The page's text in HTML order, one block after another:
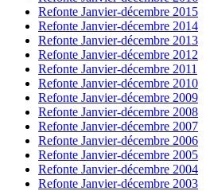
Refonte Janvier-décembre 2015
Refonte Janvier-décembre 2014
Refonte Janvier-décembre 2013
Refonte Janvier-décembre 2012
Refonte Janvier-décembre 2011
Refonte Janvier-décembre 2010
Refonte Janvier-décembre 2009
Refonte Janvier-décembre 2008
Refonte Janvier-décembre 2007
Refonte Janvier-décembre 2006
Refonte Janvier-décembre 2005
Refonte Janvier-décembre 2004
Refonte Janvier-décembre 2003